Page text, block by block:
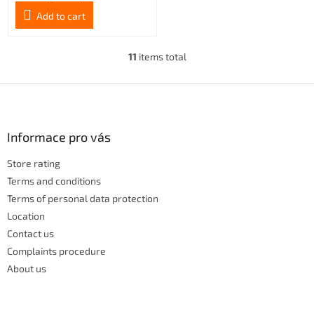
Add to cart
L
s
t
11 items total
Informace pro vás
Store rating
Terms and conditions
Terms of personal data protection
Location
Contact us
Complaints procedure
About us